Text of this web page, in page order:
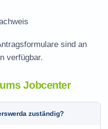
sind an
verfügbar.
Jobcenter
zuständig?